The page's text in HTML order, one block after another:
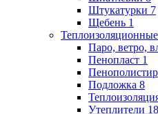
Штукатурки 7
Щебень 1
Паро, ветро,
Пенопласт 1
Подложка 8
Утеплители 18